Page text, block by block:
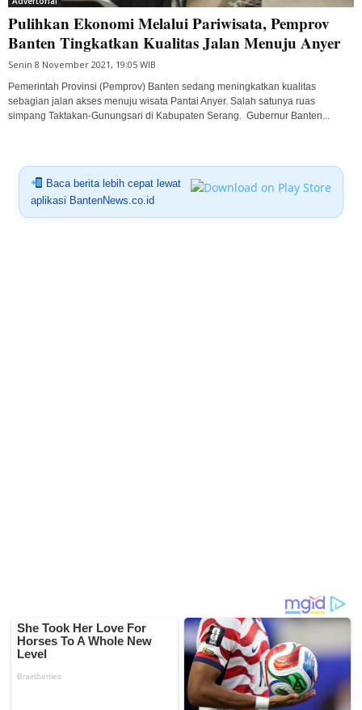
Pulihkan Ekonomi Melalui Pariwisata, Pemprov
Banten Tingkatkan Kualitas Jalan Menuju Anyer
Senin 8 November 2021, 19:05 WIB
Pemerintah Provinsi (Pemprov) Banten sedang meningkatkan kualitas
sebagian jalan akses menuju wisata Pantai Anyer. Salah satunya ruas
simpang Taktakan-Gunungsari di Kabupaten Serang. Gubernur Banten...
Baca berita lebih cepat lewat
aplikasi BantenNews.co.id